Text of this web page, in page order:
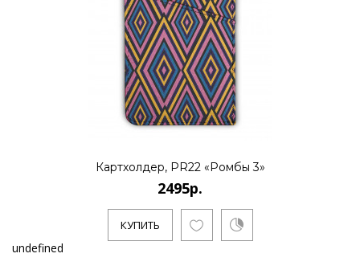
Картхолдер, PR22 «Ромбы 3»
2495р.
КУПИТЬ
undefined